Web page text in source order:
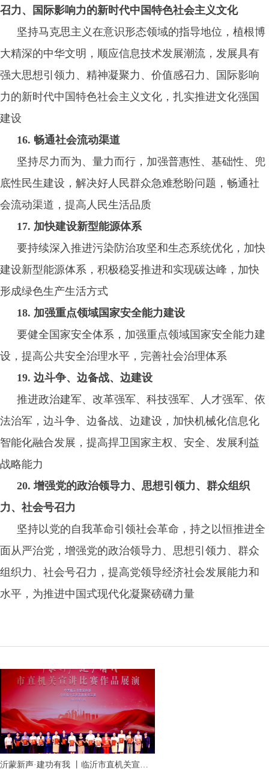
召力、国际影响力的新时代中国特色社会主义文化
坚持马克思主义在意识形态领域的指导地位，植根博
大精深的中华文明，顺应信息技术发展潮流，发展具有
强大思想引领力、精神凝聚力、价值感召力、国际影响
力的新时代中国特色社会主义文化，扎实推进文化强国
建设
16. 畅通社会流动渠道
坚持尽力而为、量力而行，加强普惠性、基础性、兜
底性民生建设，解决好人民群众急难愁盼问题，畅通社
会流动渠道，提高人民生活品质
17. 加快建设新型能源体系
要持续深入推进污染防治攻坚和生态系统优化，加快
建设新型能源体系，积极稳妥推进和实现碳达峰，加快
形成绿色生产生活方式
18. 加强重点领域国家安全能力建设
要健全国家安全体系，加强重点领域国家安全能力建
设，提高公共安全治理水平，完善社会治理体系
19. 边斗争、边备战、边建设
推进政治建军、改革强军、科技强军、人才强军、依
法治军，边斗争、边备战、边建设，加快机械化信息化
智能化融合发展，提高捍卫国家主权、安全、发展利益
战略能力
20. 增强党的政治领导力、思想引领力、群众组织
力、社会号召力
坚持以党的自我革命引领社会革命，持之以恒推进全
面从严治党，增强党的政治领导力、思想引领力、群众
组织力、社会号召力，提高党领导经济社会发展能力和
水平，为推进中国式现代化凝聚磅礴力量
沂蒙新声·建功有我 丨临沂市直机关宣讲